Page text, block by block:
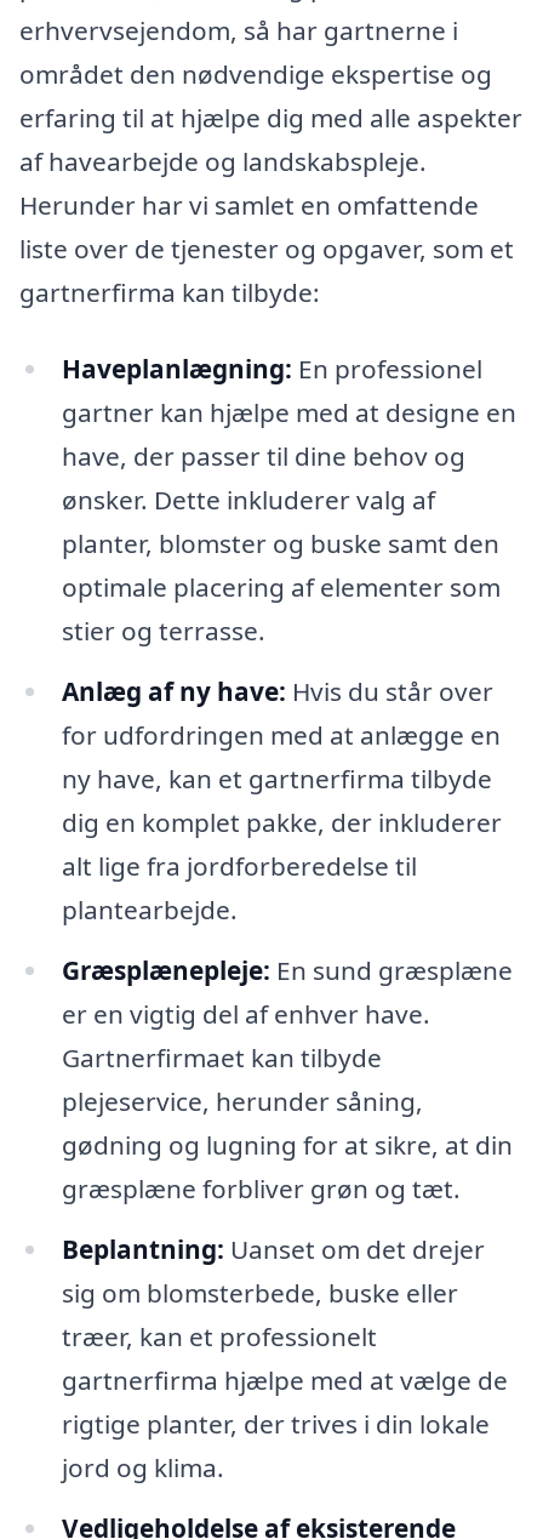
erhvervsejendom, så har gartnerne i
området den nødvendige ekspertise og
erfaring til at hjælpe dig med alle aspekter
af havearbejde og landskabspleje.
Herunder har vi samlet en omfattende
liste over de tjenester og opgaver, som et
gartnerfirma kan tilbyde:
Haveplanlægning: En professionel
gartner kan hjælpe med at designe en
have, der passer til dine behov og
ønsker. Dette inkluderer valg af
planter, blomster og buske samt den
optimale placering af elementer som
stier og terrasse.
Anlæg af ny have: Hvis du står over
for udfordringen med at anlægge en
ny have, kan et gartnerfirma tilbyde
dig en komplet pakke, der inkluderer
alt lige fra jordforberedelse til
plantearbejde.
Græsplænepleje: En sund græsplæne
er en vigtig del af enhver have.
Gartnerfirmaet kan tilbyde
plejeservice, herunder såning,
gødning og lugning for at sikre, at din
græsplæne forbliver grøn og tæt.
Beplantning: Uanset om det drejer
sig om blomsterbede, buske eller
træer, kan et professionelt
gartnerfirma hjælpe med at vælge de
rigtige planter, der trives i din lokale
jord og klima.
Vedligeholdelse af eksisterende